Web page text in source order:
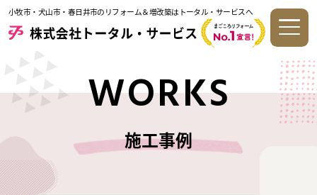
小牧市・犬山市・春日井市のリフォーム＆増改築はトータル・サービスへ
WORKS
施工事例